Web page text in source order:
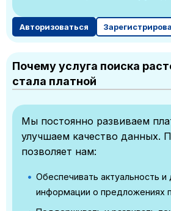
Авторизоваться
Почему услуга поиска
стала платной
Мы постоянно развиваем
улучшаем качество данных.
позволяет нам:
Обеспечивать актуальность
информации о предложениях